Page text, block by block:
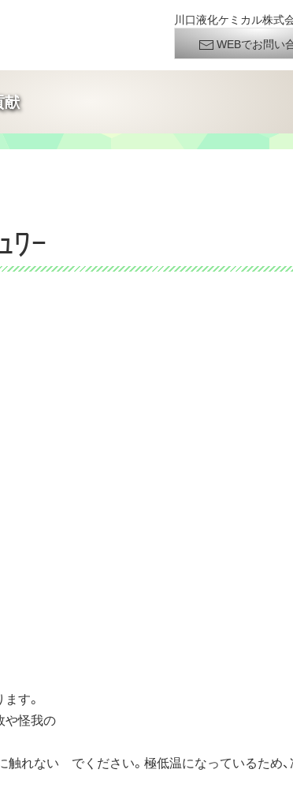
川口液化ケミカル株式
WEBでお問い
献
ｰ
す。
や怪我の
触れない でください。極低温になっているため